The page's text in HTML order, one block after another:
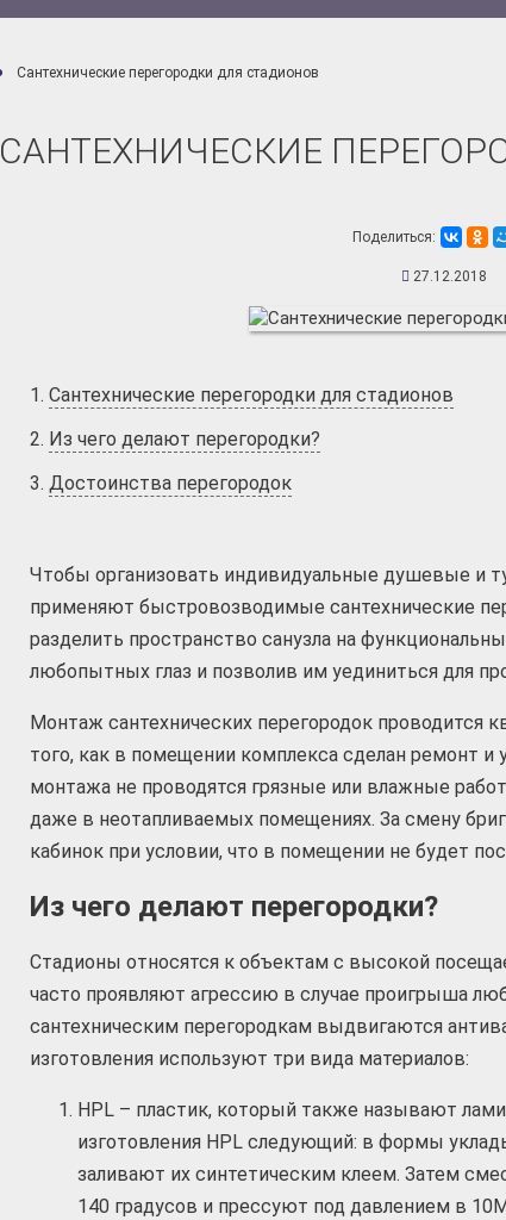
Сантехнические перегородки для стадионов
САНТЕХНИЧЕСКИЕ
Поделиться:
27.12.2018
Сантехнические перегородки для стадионов
Из чего делают перегородки?
Достоинства перегородок
Чтобы организовать индивидуальные душевые и
применяют быстровозводимые сантехнические
разделить пространство санузла на
любопытных глаз и позволив им уединиться для
Монтаж сантехнических перегородок проводится
того, как в помещении комплекса сделан ремонт и
монтажа не проводятся грязные или влажные
даже в неотапливаемых помещениях. За смену
кабинок при условии, что в помещении не будет
Из чего делают перегородки?
Стадионы относятся к объектам с высокой
часто проявляют агрессию в случае проигрыша
сантехническим перегородкам выдвигаются
изготовления используют три вида материалов:
HPL – пластик, который также называют
изготовления HPL следующий: в формы
заливают их синтетическим клеем. Затем
140 градусов и прессуют под давлением в